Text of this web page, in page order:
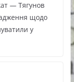
— Тягунов
щодо
у